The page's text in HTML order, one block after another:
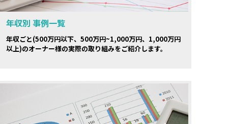
年収別 事例一覧
年収ごと(500万円以下、500万円~1,000万円、1,000万円
以上)のオーナー様の実際の取り組みをご紹介します。